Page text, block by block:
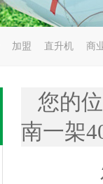
加盟 直升机 商
您的
南一架